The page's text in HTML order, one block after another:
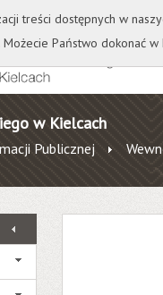
Wydawnictwo
w Kielcach
Publicznej
treści dostępnych w
Państwo dokonać